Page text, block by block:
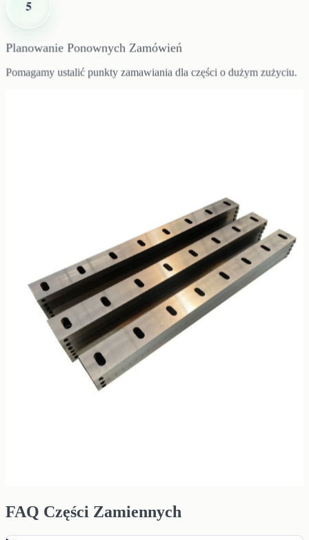
5
Planowanie Ponownych Zamówień
Pomagamy ustalić punkty zamawiania dla części o dużym zużyciu.
FAQ Części Zamiennych